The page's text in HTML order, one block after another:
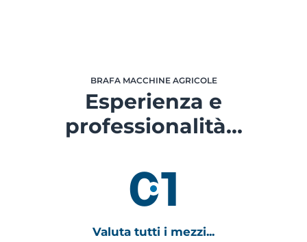
BRAFA MACCHINE AGRICOLE
Esperienza e
professionalità…
01
Valuta tutti i mezzi...